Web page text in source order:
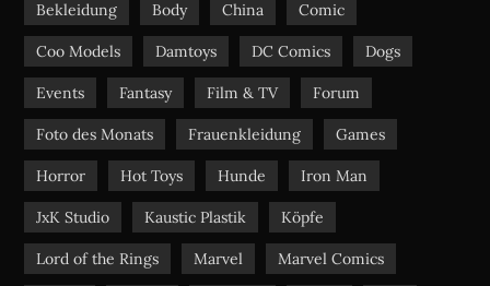
k
m
Bekleidung Body China Comic
Coo Models Damtoys DC Comics Dogs
Events Fantasy Film & TV Forum
Foto des Monats Frauenkleidung Games
Horror Hot Toys Hunde Iron Man
JxK Studio Kaustic Plastik Köpfe
Lord of the Rings Marvel Marvel Comics